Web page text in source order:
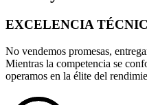
EXCELENCIA
No vendemos promesas,
Mientras la competencia se
operamos en la élite del